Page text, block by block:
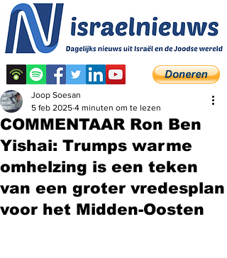
COMMENTAAR Ron Ben
Yishai: Trumps warme
omhelzing is een teken
van een groter vredesplan
voor het Midden-Oosten
Joop Soesan
5 feb 2025 4 minuten om te lezen